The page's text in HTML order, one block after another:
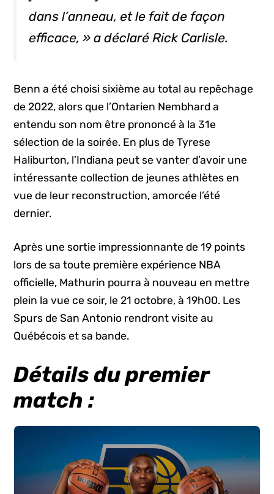
dans l’anneau, et le fait de façon
efficace, » a déclaré Rick Carlisle.
Benn a été choisi sixième au total au repêchage
de 2022, alors que l’Ontarien Nembhard a
entendu son nom être prononcé à la 31e
sélection de la soirée. En plus de Tyrese
Haliburton, l’Indiana peut se vanter d’avoir une
intéressante collection de jeunes athlètes en
vue de leur reconstruction, amorcée l’été
dernier.
Après une sortie impressionnante de 19 points
lors de sa toute première expérience NBA
officielle, Mathurin pourra à nouveau en mettre
plein la vue ce soir, le 21 octobre, à 19h00. Les
Spurs de San Antonio rendront visite au
Québécois et sa bande.
Détails du premier
match :